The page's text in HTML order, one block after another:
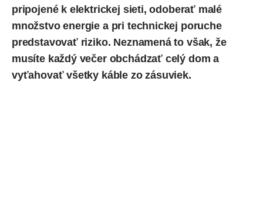
pripojené k elektrickej sieti, odoberať malé
množstvo energie a pri technickej poruche
predstavovať riziko. Neznamená to však, že
musíte každý večer obchádzať celý dom a
vyťahovať všetky káble zo zásuviek.